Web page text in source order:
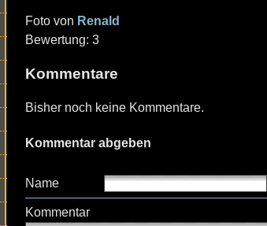
Foto von Renald
Bewertung: 3
Kommentare
Bisher noch keine Kommentare.
Kommentar abgeben
Name
Kommentar